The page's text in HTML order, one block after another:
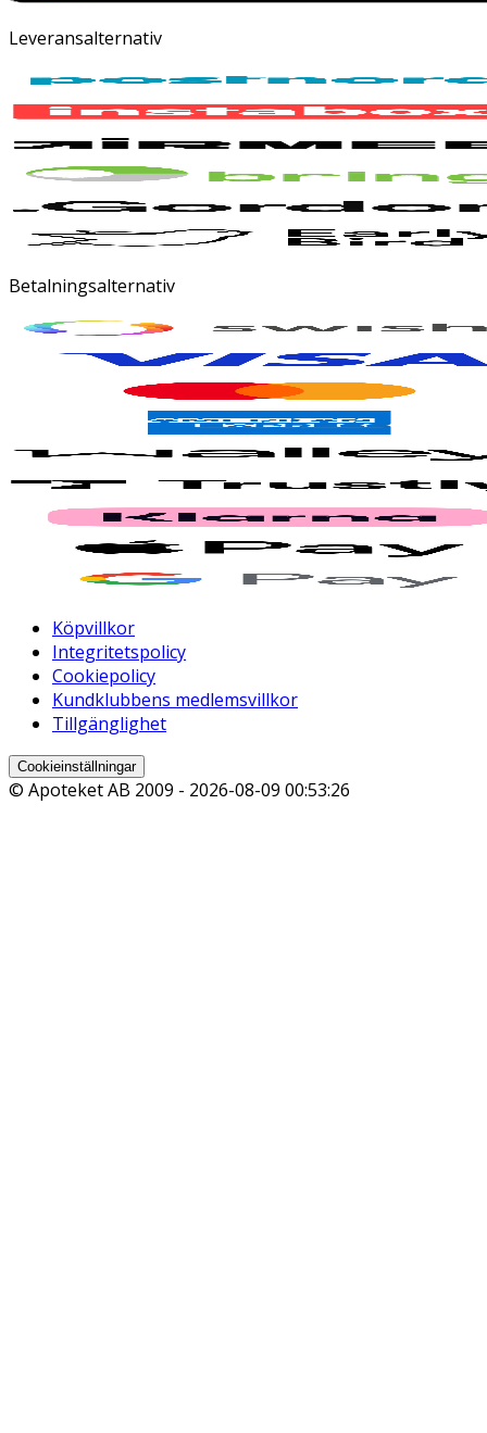
Leveransalternativ
Betalningsalternativ
Köpvillkor
Integritetspolicy
Cookiepolicy
Kundklubbens medlemsvillkor
Tillgänglighet
Cookieinställningar
© Apoteket AB 2009 - 2026-08-09 00:53:26